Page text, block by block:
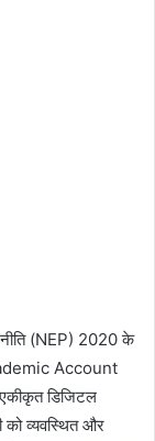
नीति (NEP) 2020 के
Account
डिजिटल
को व्यवस्थित और